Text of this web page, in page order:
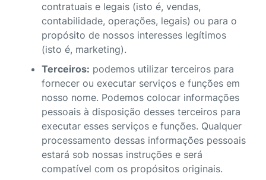
contratuais e legais (isto é, vendas,
contabilidade, operações, legais) ou para o
propósito de nossos interesses legítimos
(isto é, marketing).
Terceiros: podemos utilizar terceiros para
fornecer ou executar serviços e funções em
nosso nome. Podemos colocar informações
pessoais à disposição desses terceiros para
executar esses serviços e funções. Qualquer
processamento dessas informações pessoais
estará sob nossas instruções e será
compatível com os propósitos originais.